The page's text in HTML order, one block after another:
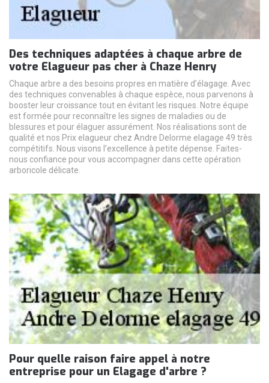
Des techniques adaptées à chaque arbre de
votre Elagueur pas cher à Chaze Henry
Chaque arbre a des besoins propres en matière d’élagage. Avec
des techniques convenables à chaque espèce, nous parvenons à
booster leur croissance tout en évitant les risques. Notre équipe
est formée pour reconnaître les signes de maladies ou de
blessures et pour élaguer assurément. Nos réalisations sont de
qualité et nos Prix elagueur chez Andre Delorme elagage 49 très
compétitifs. Nous visons l’excellence à petite dépense. Faites-
nous confiance pour vous accompagner dans cette opération
arboricole délicate.
Pour quelle raison faire appel à notre
entreprise pour un Elagage d'arbre ?